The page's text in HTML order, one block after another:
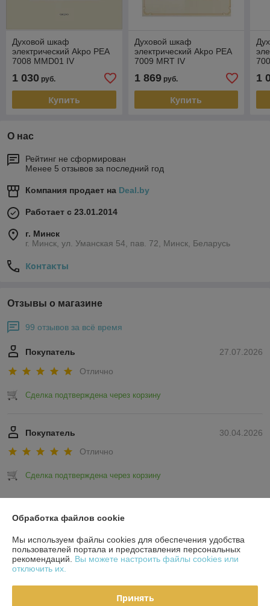
Духовой шкаф
электрический Akpo PEA
7008 MMD01 IV
1 030 руб.
Купить
Духовой шкаф
электрический Akpo PEA
7009 MRT IV
1 869руб.
Купить
1
О нас
Рейтинг не сформирован
Менее 5 отзывов за последний год
Компания продает на Deal.by
Работает с 23.01.2014
г. Минск
г. Минск, ул. Уманская 54, пав. 72, Минск, Беларусь
Контакты
Отзывы о магазине
99 отзывов за всё время
27.07.2026
Покупатель
Отлично
Сделка подтверждена через корзину
30.04.2026
Покупатель
Отлично
Сделка подтверждена через корзину
О нас
Контакты
Обработка файлов cookie
Мы используем файлы cookies для обеспечения удобства
пользователей портала и предоставления персональных
рекомендаций. Вы можете настроить файлы cookies или
отключить их.
Принять